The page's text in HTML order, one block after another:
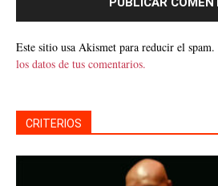
Este sitio usa Akismet para reducir el spam.
los datos de tus comentarios.
CRITERIOS